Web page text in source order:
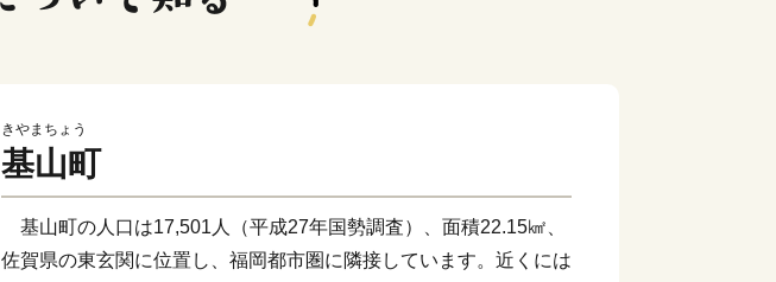
きやまちょう
基山町
基山町の人口は17,501人（平成27年国勢調査）、面積22.15㎢、
佐賀県の東玄関に位置し、福岡都市圏に隣接しています。近くには